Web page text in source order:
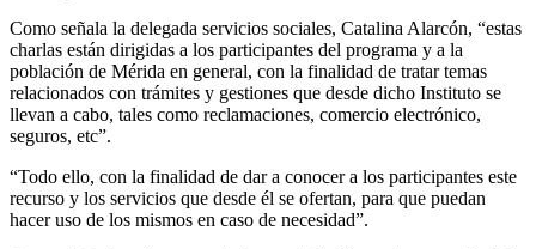
Como señala la delegada servicios sociales, Catalina Alarcón, “estas
charlas están dirigidas a los participantes del programa y a la
población de Mérida en general, con la finalidad de tratar temas
relacionados con trámites y gestiones que desde dicho Instituto se
llevan a cabo, tales como reclamaciones, comercio electrónico,
seguros, etc”.
“Todo ello, con la finalidad de dar a conocer a los participantes este
recurso y los servicios que desde él se ofertan, para que puedan
hacer uso de los mismos en caso de necesidad”.